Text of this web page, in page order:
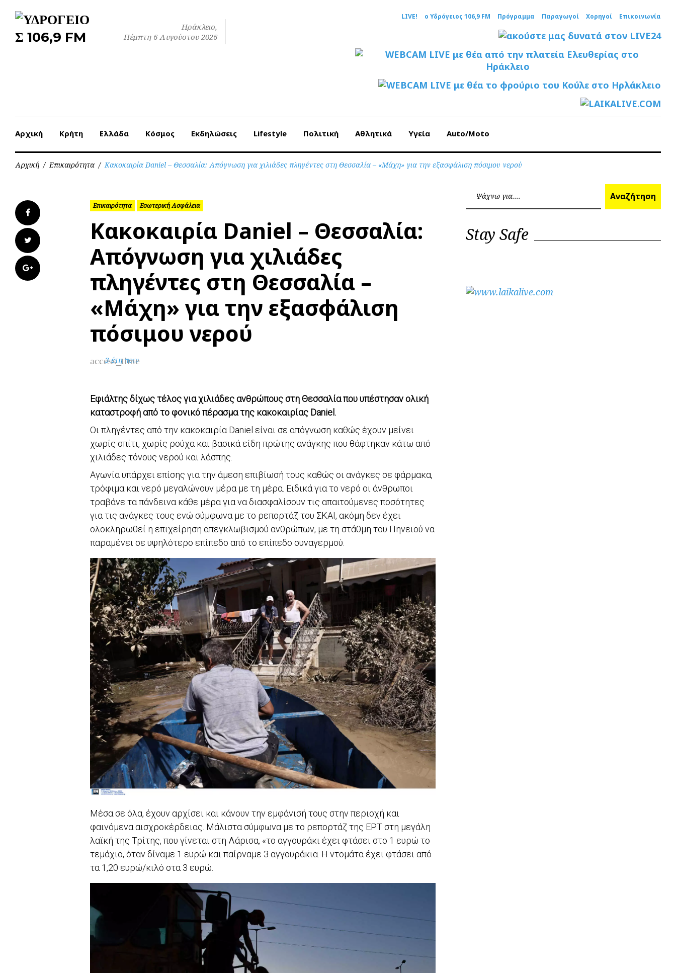
Ηράκλειο,
Πέμπτη 6 Αυγούστου 2026
LIVE! ο Υδρόγειος 106,9 FM Πρόγραμμα Παραγωγοί Χορηγοί Επικοινωνία
Αρχική Κρήτη Ελλάδα Κόσμος Εκδηλώσεις Lifestyle Πολιτική Αθλητικά Υγεία Auto/Moto
Αρχική / Επικαιρότητα / Κακοκαιρία Daniel – Θεσσαλία: Απόγνωση για χιλιάδες πληγέντες στη Θεσσαλία – «Μάχη» για την εξασφάλιση πόσιμου νερού
Facebook
Twitter
Google+
Επικαιρότητα Εσωτερική Ασφάλεια
Κακοκαιρία Daniel – Θεσσαλία:
Απόγνωση για χιλιάδες
πληγέντες στη Θεσσαλία –
«Μάχη» για την εξασφάλιση
πόσιμου νερού
access_time
3 έτη πριν
Εφιάλτης δίχως τέλος για χιλιάδες ανθρώπους στη Θεσσαλία που υπέστησαν ολική
καταστροφή από το φονικό πέρασμα της κακοκαιρίας Daniel.
Οι πληγέντες από την κακοκαιρία Daniel είναι σε απόγνωση καθώς έχουν μείνει
χωρίς σπίτι, χωρίς ρούχα και βασικά είδη πρώτης ανάγκης που θάφτηκαν κάτω από
χιλιάδες τόνους νερού και λάσπης.
Αγωνία υπάρχει επίσης για την άμεση επιβίωσή τους καθώς οι ανάγκες σε φάρμακα,
τρόφιμα και νερό μεγαλώνουν μέρα με τη μέρα. Ειδικά για το νερό οι άνθρωποι
τραβάνε τα πάνδεινα κάθε μέρα για να διασφαλίσουν τις απαιτούμενες ποσότητες
για τις ανάγκες τους ενώ σύμφωνα με το ρεπορτάζ του ΣΚΑΙ, ακόμη δεν έχει
ολοκληρωθεί η επιχείρηση απεγκλωβισμού ανθρώπων, με τη στάθμη του Πηνειού να
παραμένει σε υψηλότερο επίπεδο από το επίπεδο συναγερμού.
Μέσα σε όλα, έχουν αρχίσει και κάνουν την εμφάνισή τους στην περιοχή και
φαινόμενα αισχροκέρδειας. Μάλιστα σύμφωνα με το ρεπορτάζ της ΕΡΤ στη μεγάλη
λαϊκή της Τρίτης, που γίνεται στη Λάρισα, «το αγγουράκι έχει φτάσει στο 1 ευρώ το
τεμάχιο, όταν δίναμε 1 ευρώ και παίρναμε 3 αγγουράκια. Η ντομάτα έχει φτάσει από
τα 1,20 ευρώ/κιλό στα 3 ευρώ.
Αναζήτηση
Stay Safe